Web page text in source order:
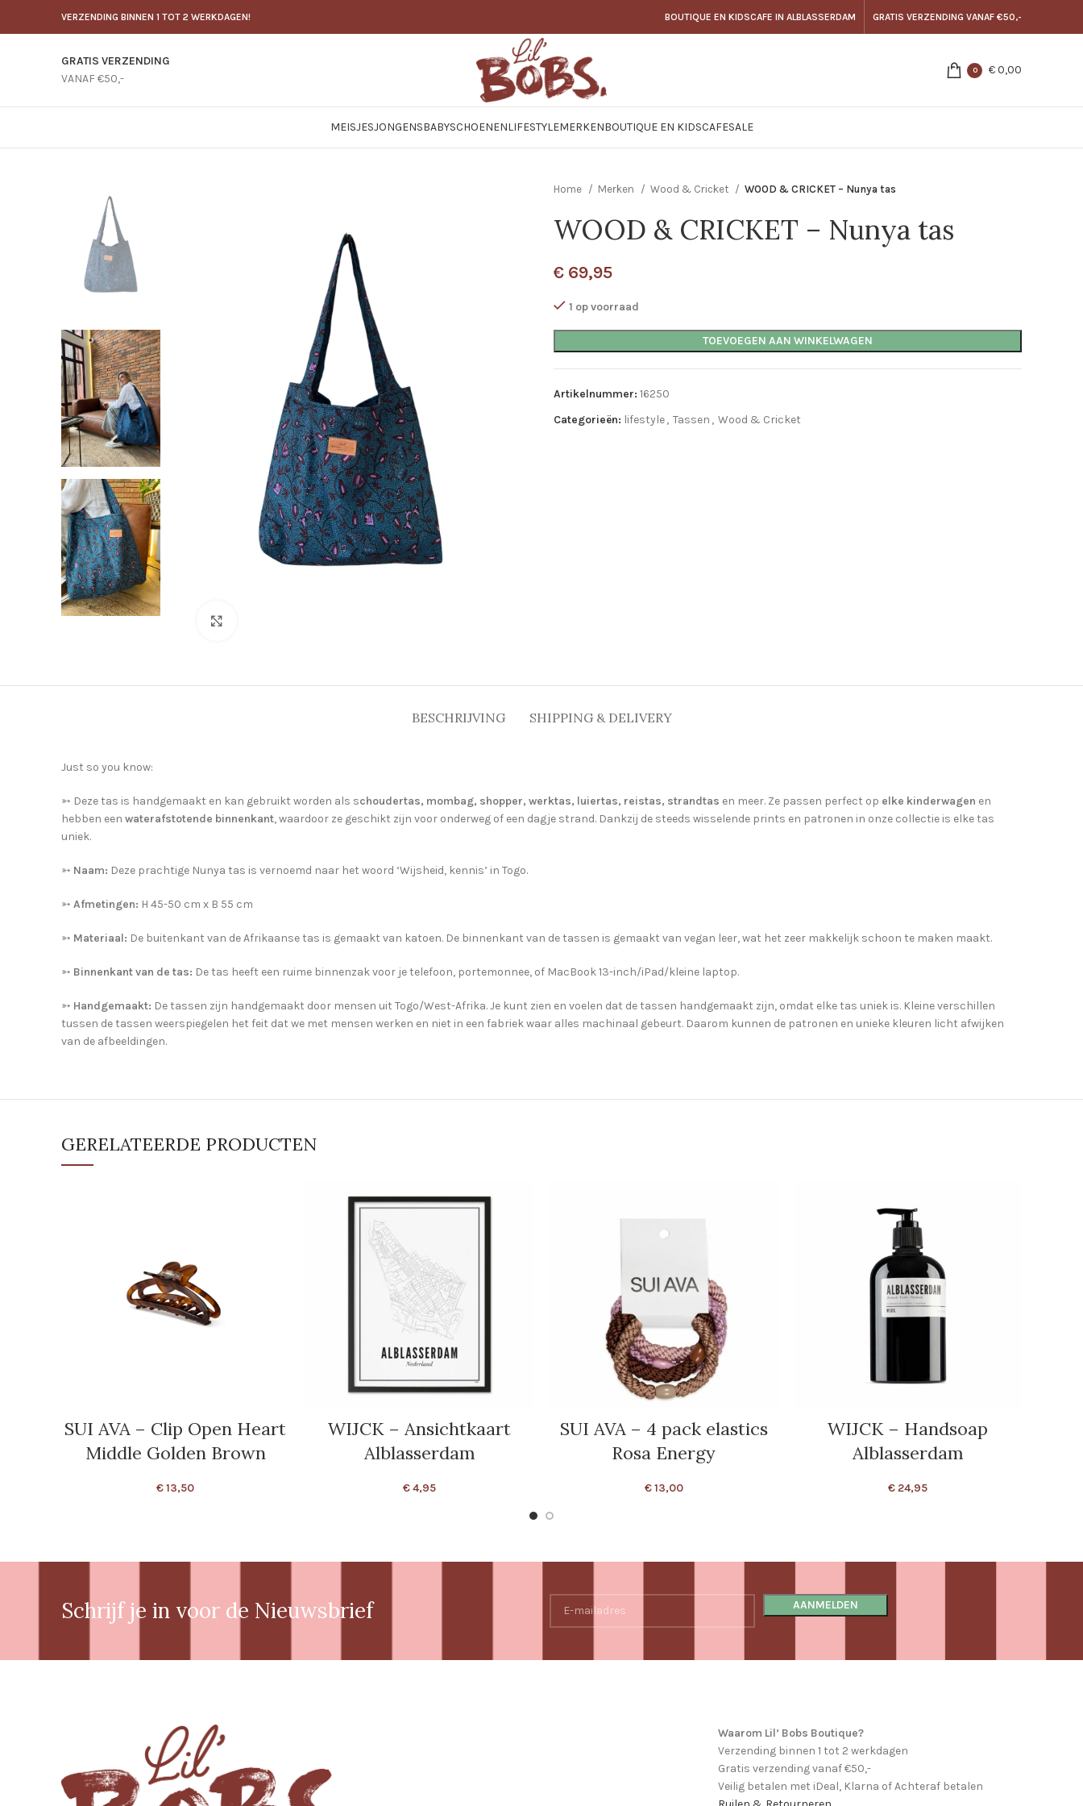
VERZENDING BINNEN 1 TOT 2 WERKDAGEN! BOUTIQUE EN KIDSCAFE IN ALBLASSERDAM GRATIS VERZENDING VANAF €50,-
GRATIS VERZENDING
VANAF €50,-
0 €0,00
MEISJESJONGENSBABYSCHOENENLIFESTYLEMERKENBOUTIQUE EN KIDSCAFESALE
Home Merken Wood & Cricket WOOD & CRICKET – Nunya tas
WOOD & CRICKET – Nunya tas
€ 69,95
1 op voorraad
TOEVOEGEN AAN WINKELWAGEN
Artikelnummer: 16250
Categorieën: lifestyle, Tassen , Wood & Cricket
BESCHRIJVING SHIPPING & DELIVERY
Just so you know:
➳ Deze tas is handgemaakt en kan gebruikt worden als schoudertas, mombag, shopper, werktas, luiertas, reistas, strandtas en meer. Ze passen perfect op elke kinderwagen en
hebben een waterafstotende binnenkant, waardoor ze geschikt zijn voor onderweg of een dagje strand. Dankzij de steeds wisselende prints en patronen in onze collectie is elke tas
uniek.
➳ Naam: Deze prachtige Nunya tas is vernoemd naar het woord ‘Wijsheid, kennis’ in Togo.
➳ Afmetingen: H 45-50 cm x B 55 cm
➳ Materiaal: De buitenkant van de Afrikaanse tas is gemaakt van katoen. De binnenkant van de tassen is gemaakt van vegan leer, wat het zeer makkelijk schoon te maken maakt.
➳ Binnenkant van de tas: De tas heeft een ruime binnenzak voor je telefoon, portemonnee, of MacBook 13-inch/iPad/kleine laptop.
➳ Handgemaakt: De tassen zijn handgemaakt door mensen uit Togo/West-Afrika. Je kunt zien en voelen dat de tassen handgemaakt zijn, omdat elke tas uniek is. Kleine verschillen
tussen de tassen weerspiegelen het feit dat we met mensen werken en niet in een fabriek waar alles machinaal gebeurt. Daarom kunnen de patronen en unieke kleuren licht afwijken
van de afbeeldingen.
GERELATEERDE PRODUCTEN
SUI AVA – Clip Open Heart
Middle Golden Brown
€13,50
WIJCK – Ansichtkaart
Alblasserdam
€4,95
SUI AVA – 4 pack elastics
Rosa Energy
€13,00
WIJCK – Handsoap
Alblasserdam
€ 24,95
Schrijf je in voor de Nieuwsbrief
Waarom Lil’ Bobs Boutique?
Verzending binnen 1 tot 2 werkdagen
Gratis verzending vanaf €50,-
Veilig betalen met iDeal, Klarna of Achteraf betalen